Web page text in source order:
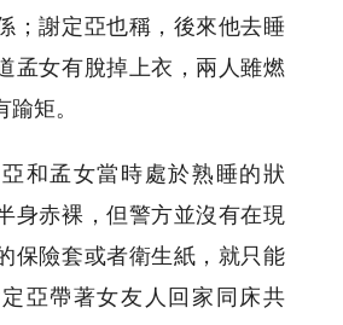
；謝定亞也稱，後來他去睡
孟女有脫掉上衣，兩人雖燃
矩。
和孟女當時處於熟睡的狀
身赤裸，但警方並沒有在現
保險套或者衛生紙，就只能
亞帶著女友人回家同床共